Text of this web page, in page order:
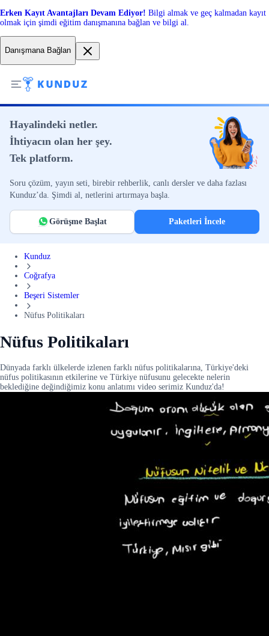
Erken Kayıt Avantajları Devam Ediyor! Bilgi almak ve geç kalmadan kayıt
olmak için şimdi eğitim danışmanına bağlan ve bilgi al.
Danışmana Bağlan
Hayalindeki netler.
İhtiyacın olan her şey.
Tek platform.
Soru çözüm, yayın seti, birebir rehberlik, canlı dersler ve daha fazlası
Kunduz’da. Şimdi al, netlerini artırmaya başla.
Görüşme Başlat Paketleri İncele
Kunduz
Coğrafya
Beşeri Sistemler
Nüfus Politikaları
Nüfus Politikaları
Dünyada farklı ülkelerde izlenen farklı nüfus politikalarına, Türkiye'deki
nüfus politikasının etkilerine ve Türkiye nüfusunu gelecekte nelerin
beklediğine değindiğimiz konu anlatımı video serimiz Kunduz'da!